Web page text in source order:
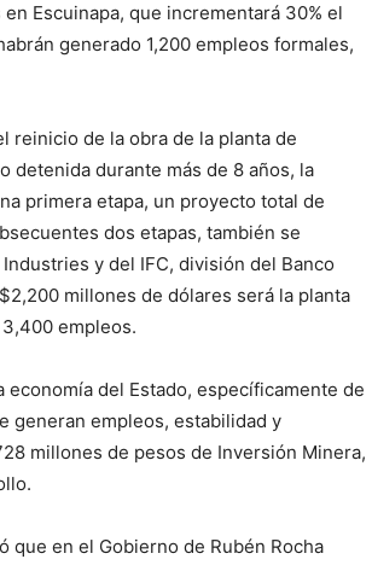
Escuinapa, que incrementará 30% el
generado 1,200 empleos formales,
reinicio de la obra de la planta de
detenida durante más de 8 años, la
primera etapa, un proyecto total de
dos etapas, también se
y del IFC, división del Banco
millones de dólares será la planta
empleos.
del Estado, específicamente de
generan empleos, estabilidad y
millones de pesos de Inversión Minera,
que en el Gobierno de Rubén Rocha